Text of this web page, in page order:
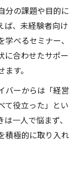
分の課題や目的に
ば、未経験者向け
べるセミナー、
に合わせたサポー
す。
バーからは「経営
て役立った」とい
一人で悩まず、
積極的に取り入れ